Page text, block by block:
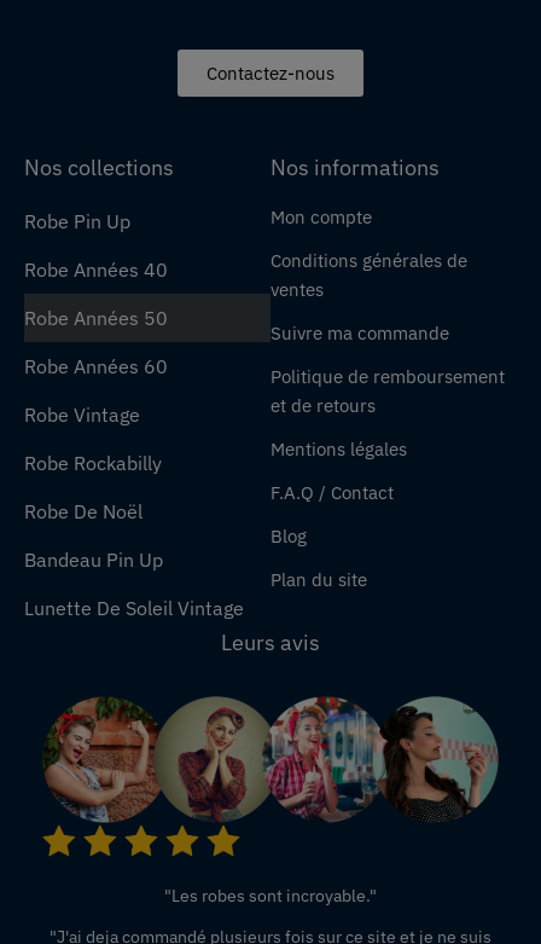
Contactez-nous
Nos collections
Robe Pin Up
Robe Années 40
Robe Années 50
Robe Années 60
Robe Vintage
Robe Rockabilly
Robe De Noël
Bandeau Pin Up
Lunette De Soleil Vintage
Nos informations
Mon compte
Conditions générales de
ventes
Suivre ma commande
Politique de remboursement
et de retours
Mentions légales
F.A.Q / Contact
Blog
Plan du site
Leurs avis
"Les robes sont incroyable."
"J'ai deja commandé plusieurs fois sur ce site et je ne suis